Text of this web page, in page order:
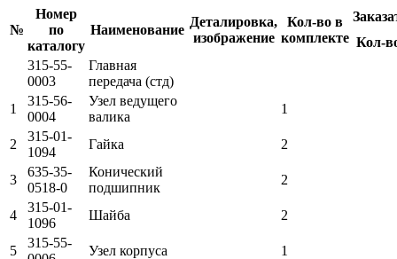
№
Номер
по
каталогу
Наименование
Деталировка,
изображение
Кол-во в
комплекте Кол-
315-55-
0003
Главная
передача (стд)
1
315-56-
0004
Узел ведущего
валика
1
2
315-01-
1094
Гайка 2
3
635-35-
0518-0
Конический
подшипник
2
4
315-01-
1096
Шайба 2
5
315-55-
Узел корпуса 1